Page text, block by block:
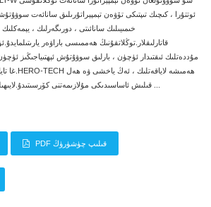
ئوتتۇرا ، كىچىك تىپتىكى تۆۋەن تېمپېراتۇرىلىق سانائەت
خىمىيىلىك سانائىتى ، دورىگەرلىك ، يېمەكلىك
قاتارلىقلار.توڭلاتقۇنىڭ ھەممىسى باراۋەر
مۇددەتلىك ئىقتىدار ئۈچۈن ، بارلىق سوۋۇتۇش ئېھتىياجىڭىز
قىلىش ئاساسىدىكى مۇلازىمەتنى كۆرسىتىدۇ.لايىھىلەش ئىقتىدارلىرى · تېمپېراتۇرا ...
PDF قىلىپ چۈشۈرۈڭ